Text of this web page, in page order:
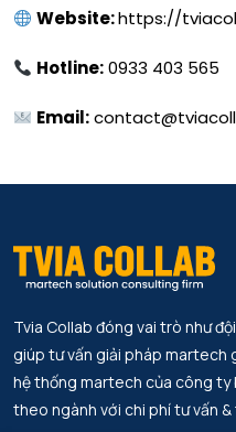
Website:https://
Hotline:0933 403 565
Email:
Tvia Collab đóng vai trò như
giúp tư vấn giải pháp martech
hệ thống martech của công ty
theo ngành với chi phí tư vấn &